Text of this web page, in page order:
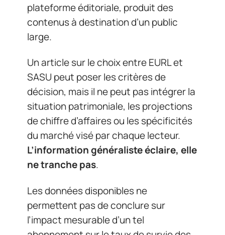
plateforme éditoriale, produit des
contenus à destination d’un public
large.
Un article sur le choix entre EURL et
SASU peut poser les critères de
décision, mais il ne peut pas intégrer la
situation patrimoniale, les projections
de chiffre d’affaires ou les spécificités
du marché visé par chaque lecteur.
L’information généraliste éclaire, elle
ne tranche pas.
Les données disponibles ne
permettent pas de conclure sur
l’impact mesurable d’un tel